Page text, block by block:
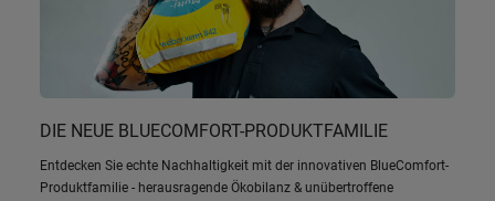
DIE NEUE BLUECOMFORT-PRODUKTFAMILIE
Entdecken Sie echte Nachhaltigkeit mit der innovativen BlueComfort-
Produktfamilie - herausragende Ökobilanz & unübertroffene